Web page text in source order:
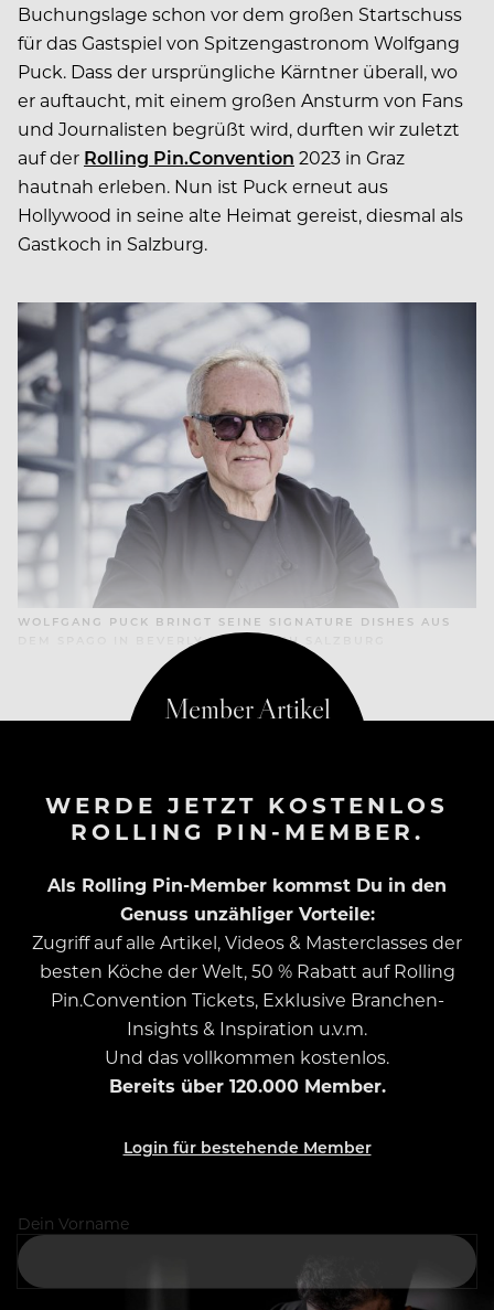
Buchungslage schon vor dem großen Startschuss
für das Gastspiel von Spitzengastronom Wolfgang
Puck. Dass der ursprüngliche Kärntner überall, wo
er auftaucht, mit einem großen Ansturm von Fans
und Journalisten begrüßt wird, durften wir zuletzt
auf der Rolling Pin.Convention 2023 in Graz
hautnah erleben. Nun ist Puck erneut aus
Hollywood in seine alte Heimat gereist, diesmal als
Gastkoch in Salzburg.
WOLFGANG PUCK BRINGT SEINE SIGNATURE DISHES AUS
DEM SPAGO IN BEVERLY HILLS NACH SALZBURG
WERDE JETZT KOSTENLOS
ROLLING PIN-MEMBER.
Als Rolling Pin-Member kommst Du in den
Genuss unzähliger Vorteile:
Zugriff auf alle Artikel, Videos & Masterclasses der
besten Köche der Welt, 50 % Rabatt auf Rolling
Pin.Convention Tickets, Exklusive Branchen-
Insights & Inspiration u.v.m.
Und das vollkommen kostenlos.
Bereits über 120.000 Member.
Login für bestehende Member
Dein Vorname